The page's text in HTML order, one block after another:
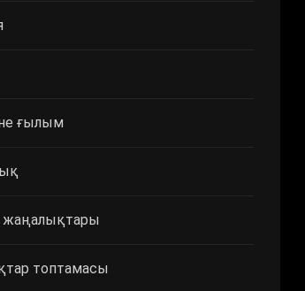
ғылым
жаңалықтары
топтамасы